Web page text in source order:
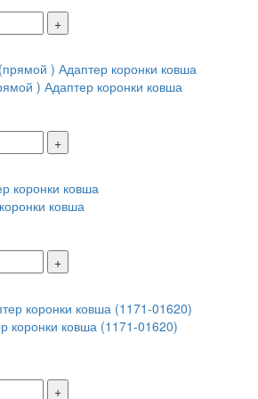
+
) Адаптер коронки ковша
+
ковша
+
коронки ковша (1171-01620)
+